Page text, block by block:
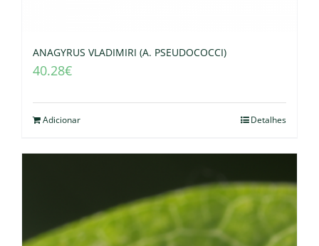
ANAGYRUS VLADIMIRI (A. PSEUDOCOCCI)
40.28€
Adicionar Detalhes